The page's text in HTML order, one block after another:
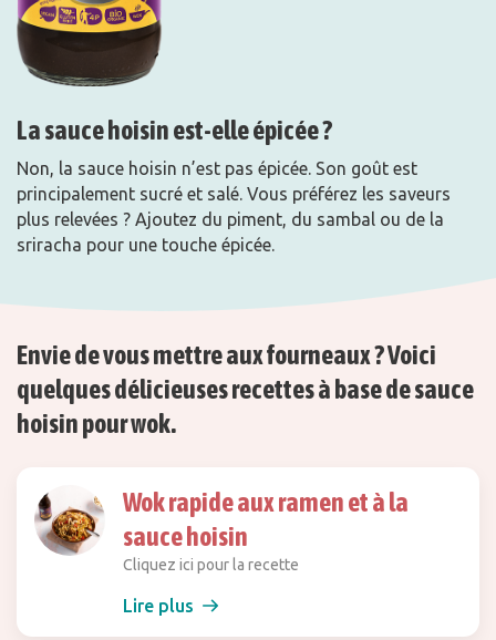
La sauce hoisin est-elle épicée ?
Non, la sauce hoisin n’est pas épicée. Son goût est
principalement sucré et salé. Vous préférez les saveurs
plus relevées ? Ajoutez du piment, du sambal ou de la
sriracha pour une touche épicée.
Envie de vous mettre aux fourneaux ? Voici
quelques délicieuses recettes à base de sauce
hoisin pour wok.
Wok rapide aux ramen et à la
sauce hoisin
Cliquez ici pour la recette
Lire plus